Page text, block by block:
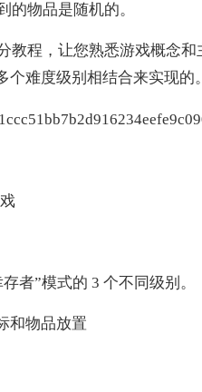
的物品是随机的。
教程，让您熟悉游戏概念
个难度级别相结合来实现的
者”模式的 3 个不同级别。
和物品放置